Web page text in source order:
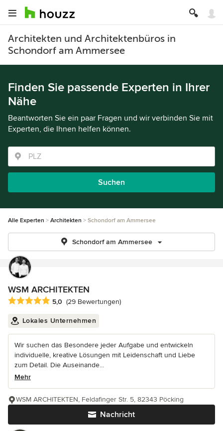
Architekten und Architektenbüros in
Schondorf am Ammersee
Finden Sie passende Experten in Ihrer
Nähe
Beantworten Sie ein paar Fragen und wir verbinden Sie mit
Experten, die Ihnen helfen können.
Suchen
Alle Experten Architekten Schondorf am Ammersee
Schondorf am Ammersee
WSM ARCHITEKTEN
Durchschnittliche Bewertung: 5 von 5 Sternen
5,0 (29 Bewertungen)
Lokales Unternehmen
Wir suchen das Besondere jeder Aufgabe und entwickeln
individuelle, kreative Lösungen mit Leidenschaft und Liebe
zum Detail. Die Auseinande...
Mehr
Nachricht
WSM ARCHITEKTEN, Feldafinger Str. 5, 82343 Pöcking